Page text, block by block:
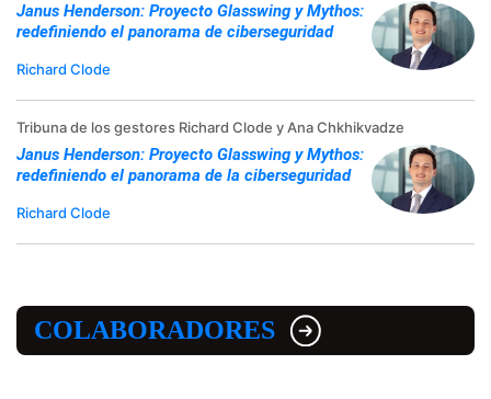
Janus Henderson: Proyecto Glasswing y Mythos:
redefiniendo el panorama de ciberseguridad
Richard Clode
Tribuna de los gestores Richard Clode y Ana Chkhikvadze
Janus Henderson: Proyecto Glasswing y Mythos:
redefiniendo el panorama de la ciberseguridad
Richard Clode
COLABORADORES